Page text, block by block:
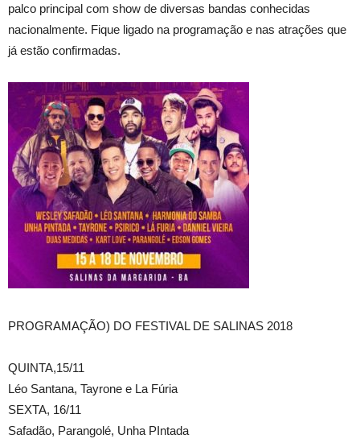
palco principal com show de diversas bandas conhecidas
nacionalmente. Fique ligado na programação e nas atrações que
já estão confirmadas.
PROGRAMAÇÃO) DO FESTIVAL DE SALINAS 2018
QUINTA,15/11
Léo Santana, Tayrone e La Fúria
SEXTA, 16/11
Safadão, Parangolé, Unha PIntada